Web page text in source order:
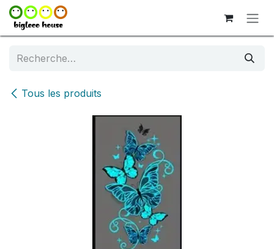
Se rendre au contenu
Tous les produits